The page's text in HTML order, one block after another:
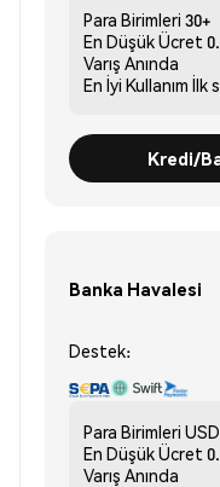
Para Birimleri 30+
En Düşük Ücret
Varış Anında
En İyi Kullanım İlk
Kredi/
Banka Havalesi
Destek:
Para Birimleri
En Düşük Ücret
Varış Anında